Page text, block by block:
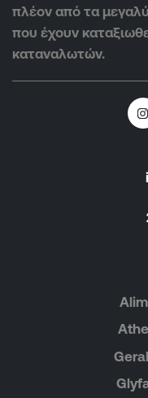
πλέον από τα
που έχουν
καταναλωτών.